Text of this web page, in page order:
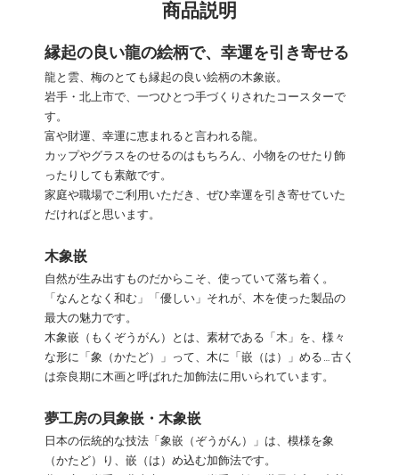
商品説明
縁起の良い龍の絵柄で、幸運を引き寄せる
龍と雲、梅のとても縁起の良い絵柄の木象嵌。
岩手・北上市で、一つひとつ手づくりされたコースターで
す。
富や財運、幸運に恵まれると言われる龍。
カップやグラスをのせるのはもちろん、小物をのせたり飾
ったりしても素敵です。
家庭や職場でご利用いただき、ぜひ幸運を引き寄せていた
だければと思います。
木象嵌
自然が生み出すものだからこそ、使っていて落ち着く。
「なんとなく和む」「優しい」それが、木を使った製品の
最大の魅力です。
木象嵌（もくぞうがん）とは、素材である「木」を、様々
な形に「象（かたど）」って、木に「嵌（は）」める…古く
は奈良期に木画と呼ばれた加飾法に用いられています。
夢工房の貝象嵌・木象嵌
日本の伝統的な技法「象嵌（ぞうがん）」は、模様を象
（かたど）り、嵌（は）め込む加飾法です。